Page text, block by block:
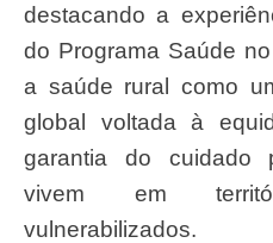
destacando a
do Programa Saúde
a saúde rural como
global voltada à
garantia do cuidado
vivem em
vulnerabilizados.